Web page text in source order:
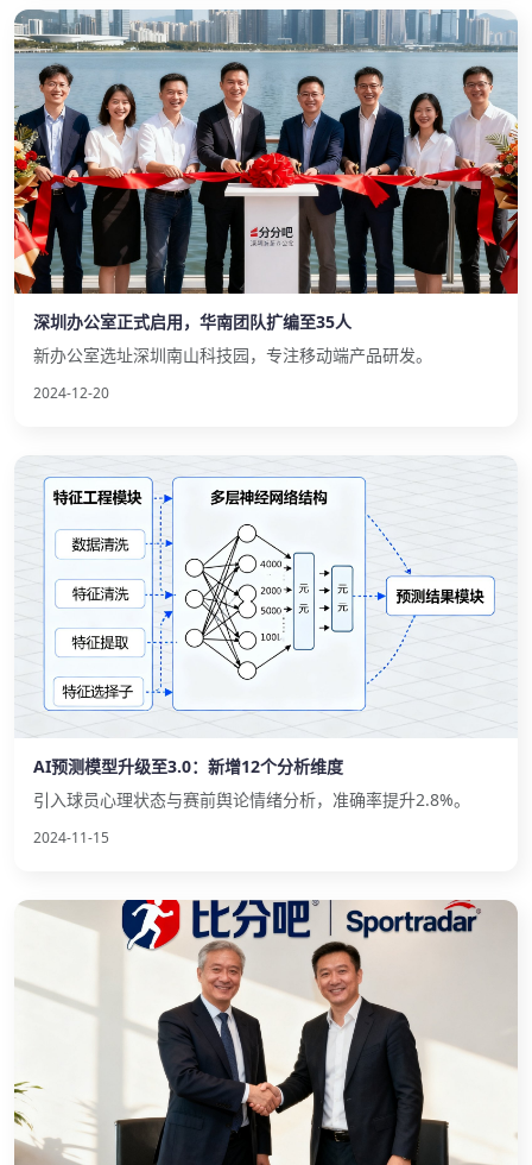
深圳办公室正式启用，华南团队扩编至35人
新办公室选址深圳南山科技园，专注移动端产品研发。
2024-12-20
AI预测模型升级至3.0：新增12个分析维度
引入球员心理状态与赛前舆论情绪分析，准确率提升2.8%。
2024-11-15